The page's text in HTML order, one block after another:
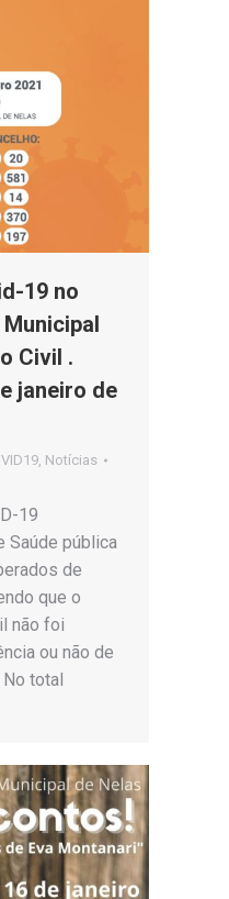
19 no
Civil .
janeiro de
Notícias
19
Saúde pública
de
que o
não foi
ou não de
total